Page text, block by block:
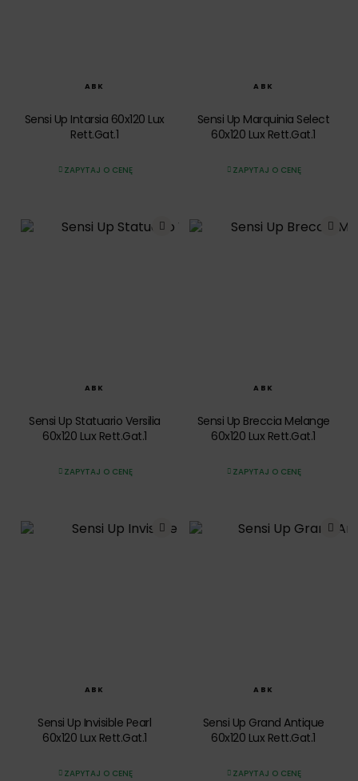
ABK
Sensi Up Intarsia 60x120 Lux
Rett.Gat.1
ZAPYTAJ O CENĘ
ABK
Sensi Up Marquinia Select
60x120 Lux Rett.Gat.1
ZAPYTAJ O CENĘ
ABK
Sensi Up Statuario Versilia
60x120 Lux Rett.Gat.1
ZAPYTAJ O CENĘ
ABK
Sensi Up Breccia Melange
60x120 Lux Rett.Gat.1
ZAPYTAJ O CENĘ
ABK
Sensi Up Invisible Pearl
60x120 Lux Rett.Gat.1
ZAPYTAJ O CENĘ
ABK
Sensi Up Grand Antique
60x120 Lux Rett.Gat.1
ZAPYTAJ O CENĘ